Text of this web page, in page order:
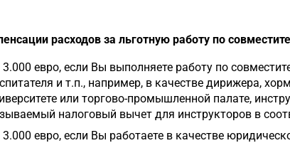
расходов за льготную работу по
евро, если Вы выполняете работу по
и т.п., например, в качестве дирижера,
или торгово-промышленной палате,
налоговый вычет для инструкторов в
евро, если Вы работаете в качестве